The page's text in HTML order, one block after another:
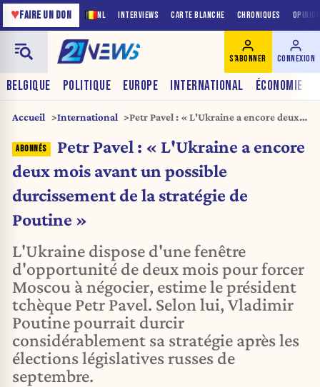
NL INTERVIEWS CARTE BLANCHE CHRONIQUES
♥FAIRE UN DON
BELGIQUE POLITIQUE EUROPE INTERNATIONAL ÉCONOMIE
S'ABONNER CONNEXION
Accueil International
Petr Pavel : « L'Ukraine a encore deux
la stratégie de Poutine »
Petr Pavel : « L'Ukraine a encore
deux mois avant un possible
durcissement de la stratégie de
Poutine »
L'Ukraine dispose d'une fenêtre
d'opportunité de deux mois pour forcer
Moscou à négocier, estime le président
tchèque Petr Pavel. Selon lui, Vladimir
Poutine pourrait durcir
considérablement sa stratégie après les
élections législatives russes de
septembre.